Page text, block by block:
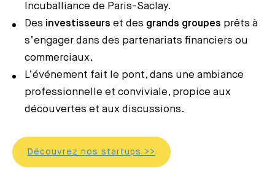
Incuballiance de Paris-Saclay.
Des investisseurs et des grands groupes prêts à
s’engager dans des partenariats financiers ou
commerciaux.
L’événement fait le pont, dans une ambiance
professionnelle et conviviale, propice aux
découvertes et aux discussions.
Découvrez nos startups >>